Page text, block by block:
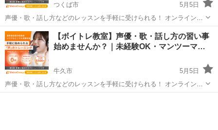
つくば市
5月5日
声優・歌・話し方などのレッスンを手軽に受けられる！ オンラインボ
イトレ教室「Voice Camp（ボイスキャンプ）」 「声優のレッスンを一
度受けてみたい」 「話し方に自信がなくて改善したい」 「歌が上手く
なって気...
茨城 つくば市 その他
【ボイトレ教室】声優・歌・話し方の習い事
始めませんか？｜未経験OK・マンツーマ…
牛久市
5月5日
声優・歌・話し方などのレッスンを手軽に受けられる！ オンラインボ
イトレ教室「Voice Camp（ボイスキャンプ）」 「声優のレッスンを一